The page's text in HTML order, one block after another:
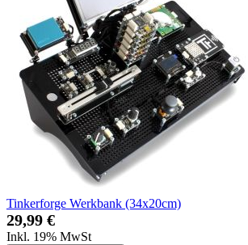
Tinkerforge Werkbank (34x20cm)
29,99 €
Inkl. 19% MwSt